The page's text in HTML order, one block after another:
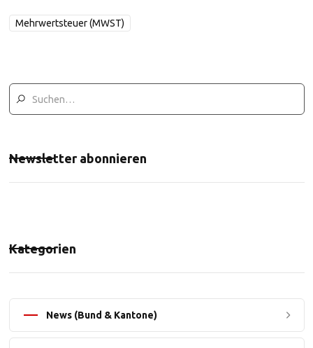
Mehrwertsteuer (MWST)
Newsletter abonnieren
Kategorien
News (Bund & Kantone)